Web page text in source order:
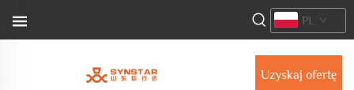
Uzyskaj ofertę
PL